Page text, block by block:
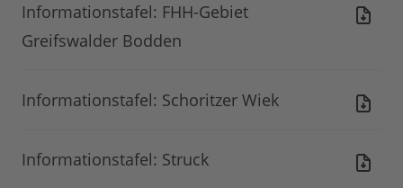
Informationstafel: FHH-Gebiet
Greifswalder Bodden
Informationstafel: Schoritzer Wiek
Informationstafel: Struck